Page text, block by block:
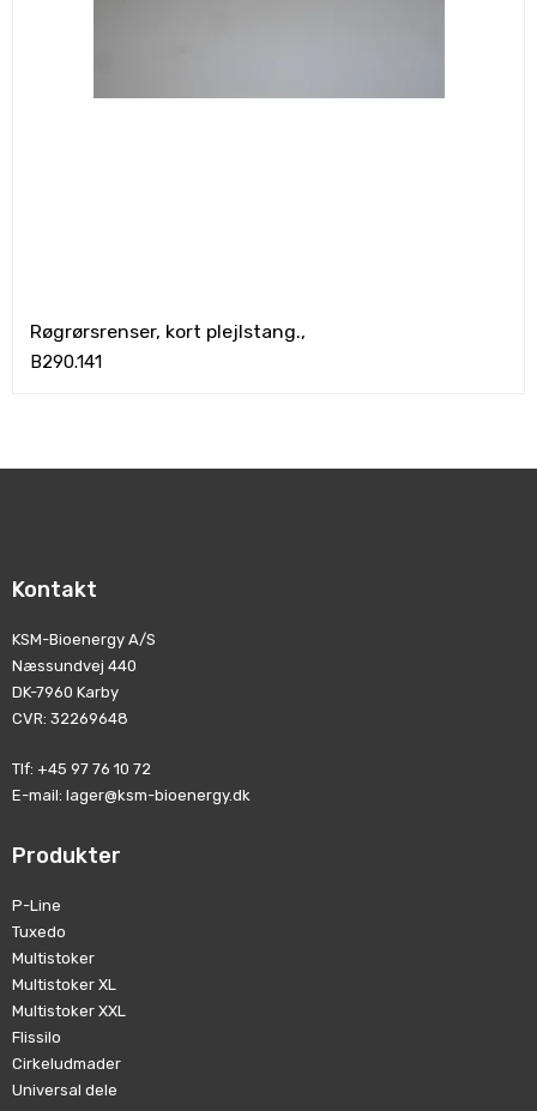
Røgrørsrenser, kort plejlstang.,
B290.141
Kontakt
KSM-Bioenergy A/S
Næssundvej 440
DK-7960 Karby
CVR: 32269648
Tlf: +45 97 76 10 72
E-mail: lager@ksm-bioenergy.dk
Produkter
P-Line
Tuxedo
Multistoker
Multistoker XL
Multistoker XXL
Flissilo
Cirkeludmader
Universal dele